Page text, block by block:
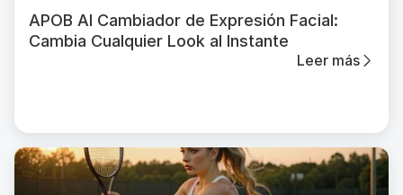
APOB AI Cambiador de Expresión Facial:
Cambia Cualquier Look al Instante
Leer más